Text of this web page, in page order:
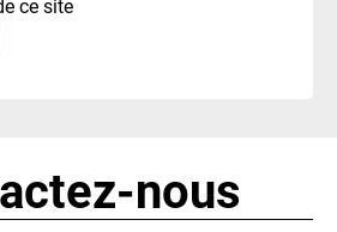
nous